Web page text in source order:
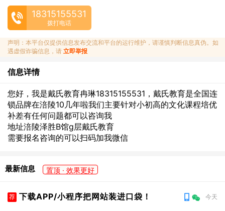
18315155531
拨打电话
声明：本平台仅提供信息发布交流和平台的运行维护，请谨慎判断信息真伪。如
遇虚假诈骗信息，请 立即举报
信息详情
您好，我是戴氏教育冉琳18315155531，戴氏教育是全国连
锁品牌在涪陵10几年啦我们主要针对小初高的文化课程培优
补差有任何问题都可以咨询我
地址涪陵泽胜B馆g层戴氏教育
需要报名咨询的可以扫码加我微信
最新信息 置顶 · 效果更好
荐 下载APP/小程序把网站装进口袋！ 今天